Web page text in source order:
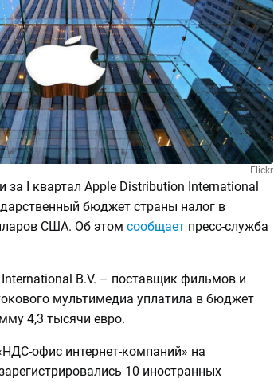
Flickr
за I квартал Apple Distribution International
бюджет страны налог в
США. Об этом сообщаетпресс-служба
B.V. – поставщик фильмов и
мультимедиа уплатила в бюджет
4,3 тысячи евро.
офис интернет-компаний» на
10 иностранных